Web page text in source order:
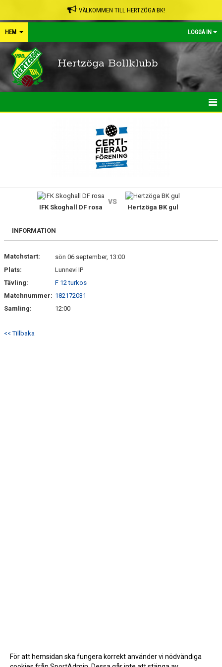
VÄLKOMMEN TILL HERTZÖGA BK!
HEM LOGGA IN
Hertzöga Bollklubb
FRISPARKEN
MATCHER
KONTAKTER & LAG
SPONSORER
IFK Skoghall DF rosa
vs
Hertzöga BK gul
INFORMATION
Matchstart:
sön 06 september, 13:00
Plats:
Lunnevi IP
Tävling:
F 12 turkos
Matchnummer: 182172031
Samling:
12:00
<< Tillbaka
För att hemsidan ska fungera korrekt använder vi nödvändiga